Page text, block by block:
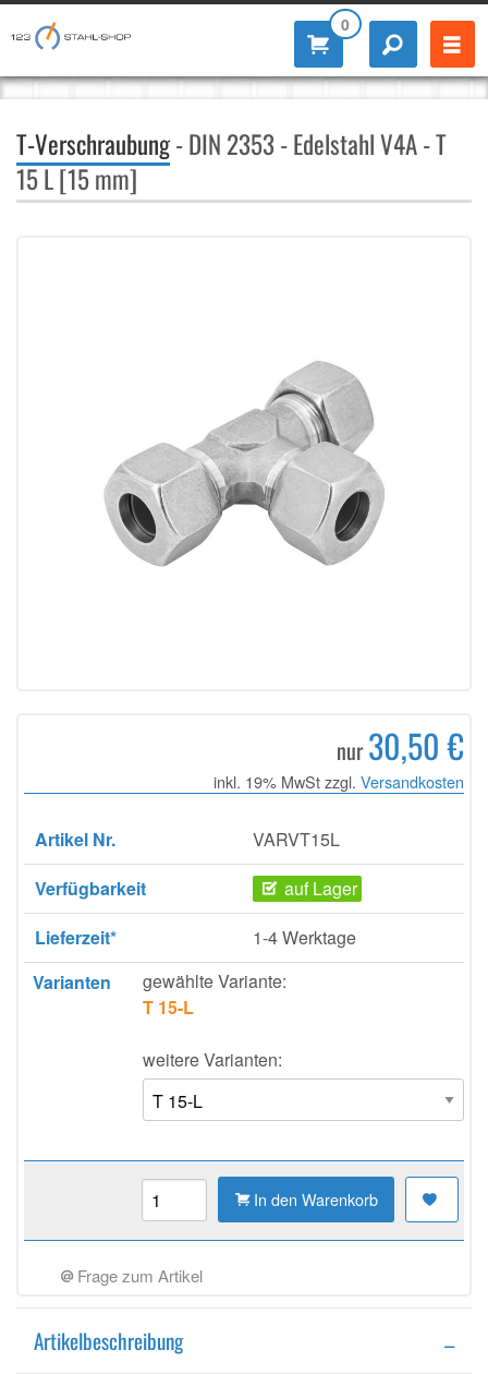
0
T-Verschraubung- DIN 2353 - Edelstahl V4A - T
15 L [15 mm]
nur30,50 €
inkl. 19% MwSt zzgl. Versandkosten
Artikel Nr.
VARVT15L
Verfügbarkeit
auf Lager
Lieferzeit*
1-4 Werktage
Varianten
gewählte Variante:
T 15-L
weitere Varianten:
In den Warenkorb
Frage zum Artikel
Artikelbeschreibung